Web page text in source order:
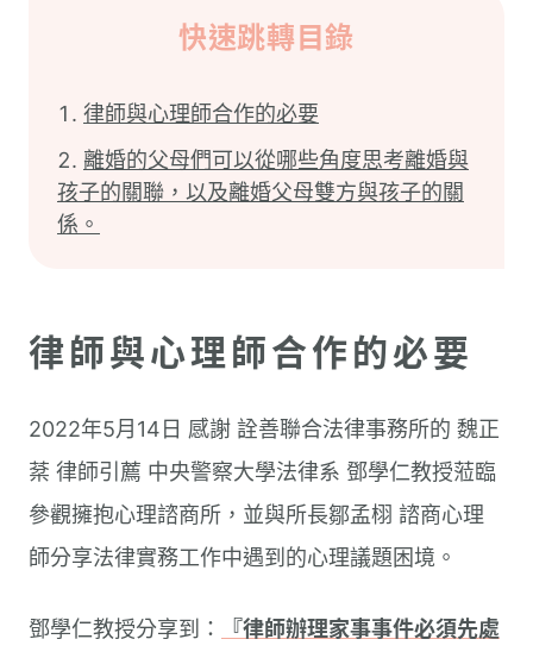
快速跳轉目錄
律師與心理師合作的必要
離婚的父母們可以從哪些角度思考離婚與
孩子的關聯，以及離婚父母雙方與孩子的關
係。
律師與心理師合作的必要
2022年5月14日 感謝 詮善聯合法律事務所的 魏正
棻 律師引薦 中央警察大學法律系 鄧學仁教授蒞臨
參觀擁抱心理諮商所，並與所長鄒孟栩 諮商心理
師分享法律實務工作中遇到的心理議題困境。
鄧學仁教授分享到：
『律師辦理家事事件必須先處